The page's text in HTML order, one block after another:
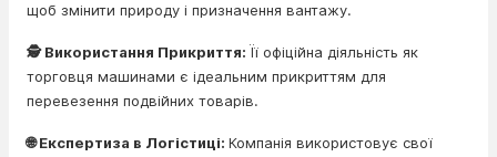
щоб змінити природу і призначення вантажу.
🕵️ Використання Прикриття: Її офіційна діяльність як
торговця машинами є ідеальним прикриттям для
перевезення подвійних товарів.
🌐 Експертиза в Логістиці: Компанія використовує свої